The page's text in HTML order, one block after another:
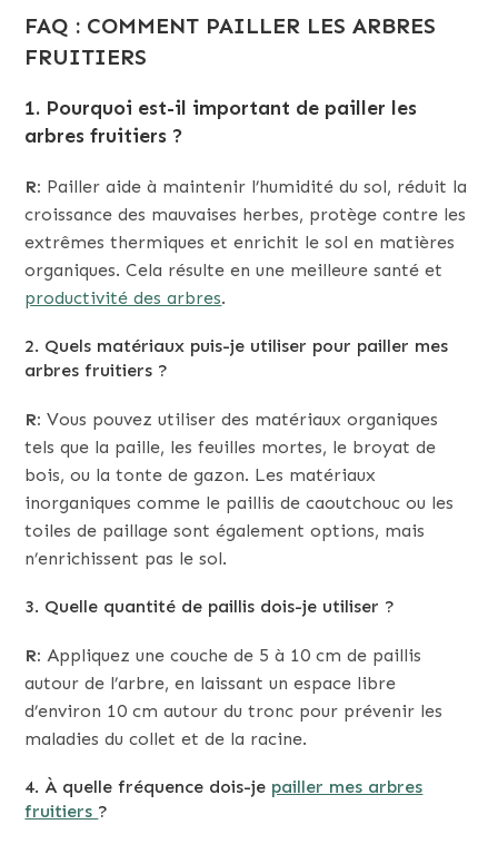
FAQ : COMMENT PAILLER LES ARBRES
FRUITIERS
1. Pourquoi est-il important de pailler les
arbres fruitiers ?
R: Pailler aide à maintenir l’humidité du sol, réduit la
croissance des mauvaises herbes, protège contre les
extrêmes thermiques et enrichit le sol en matières
organiques. Cela résulte en une meilleure santé et
productivité des arbres.
2. Quels matériaux puis-je utiliser pour pailler mes
arbres fruitiers ?
R: Vous pouvez utiliser des matériaux organiques
tels que la paille, les feuilles mortes, le broyat de
bois, ou la tonte de gazon. Les matériaux
inorganiques comme le paillis de caoutchouc ou les
toiles de paillage sont également options, mais
n’enrichissent pas le sol.
3. Quelle quantité de paillis dois-je utiliser ?
R: Appliquez une couche de 5 à 10 cm de paillis
autour de l’arbre, en laissant un espace libre
d’environ 10 cm autour du tronc pour prévenir les
maladies du collet et de la racine.
4. À quelle fréquence dois-je pailler mes arbres
fruitiers ?